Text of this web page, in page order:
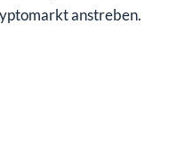
anstreben.